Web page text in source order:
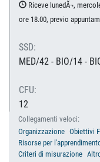
Riceve lunedÃ¬,
ore 18.00, previo
SSD:
MED/42 - BIO/14 -
CFU:
12
Collegamenti veloci:
Organizzazione Obiettivi
Risorse per
Criteri di misurazione